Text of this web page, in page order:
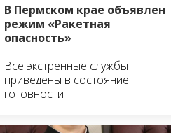
В Пермском крае объявлен
режим «Ракетная
опасность»
Все экстренные службы
приведены в состояние
готовности